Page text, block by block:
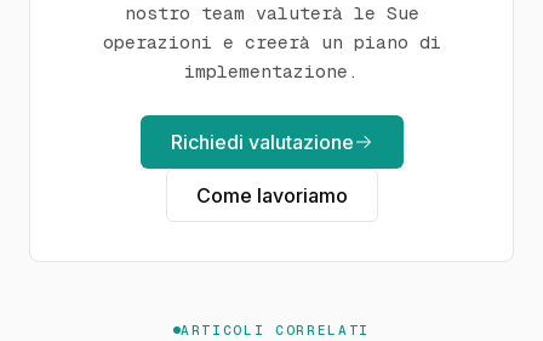
nostro team valuterà le Sue
operazioni e creerà un piano di
implementazione.
Richiedi valutazione
Come lavoriamo
ARTICOLI CORRELATI